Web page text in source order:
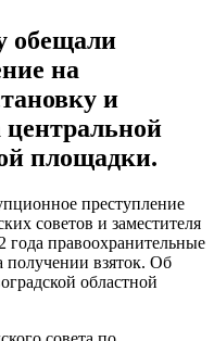
обещали
на
и
площадки.
преступление
советов и заместителя
года правоохранительные
получении взяток. Об
областной